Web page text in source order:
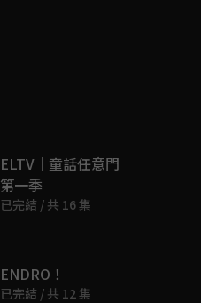
ELTV｜童話任意門
第一季
已完結 / 共 16 集
ENDRO！
已完結 / 共 12 集